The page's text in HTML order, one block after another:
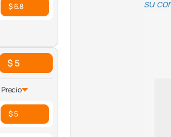
$ 6.8
$ 5
Precio
$ 5
su